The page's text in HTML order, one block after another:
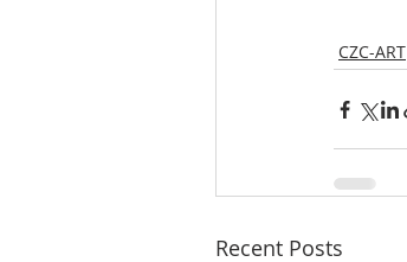
CZC-ART
Recent Posts